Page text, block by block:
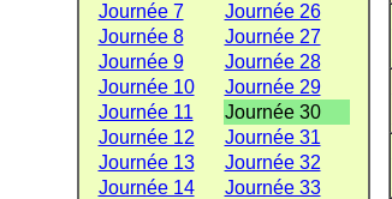
Journée 7
Journée 26
Journée 8
Journée 27
Journée 9
Journée 28
Journée 10
Journée 29
Journée 11
Journée 30
Journée 12
Journée 31
Journée 13
Journée 32
Journée 14
Journée 33